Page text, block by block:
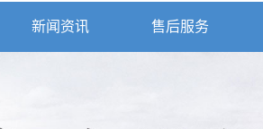
新闻资讯 售后服务